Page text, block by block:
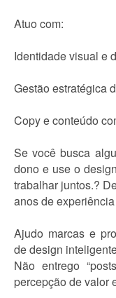
Atuo com:
Identidade visual e
Gestão estratégica
Copy e conteúdo
Se você busca
dono e use o
trabalhar juntos.?
anos de experiência
Ajudo marcas e
de design
Não entrego
percepção de valor